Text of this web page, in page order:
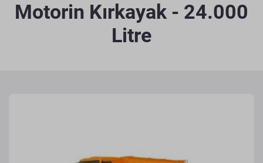
Motorin Kırkayak - 24.000
Litre